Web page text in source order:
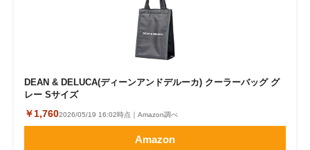
DEAN & DELUCA(ディーンアンドデルーカ) クーラーバッグ グ
レー Sサイズ
￥1,7602026/05/19 16:02時点｜Amazon調べ
Amazon